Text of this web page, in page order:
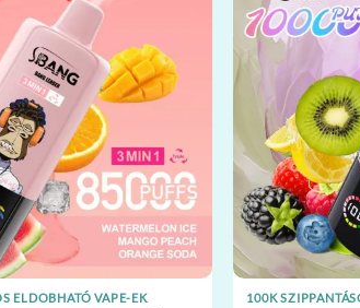
ELDOBHATÓ VAPE-EK 100K